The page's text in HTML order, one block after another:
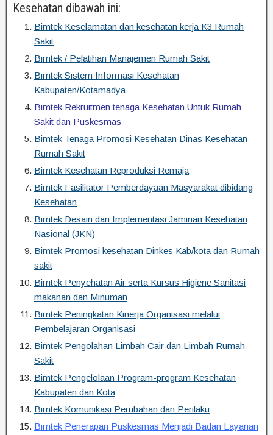
Kesehatan dibawah ini:
Bimtek Keselamatan dan kesehatan kerja K3 Rumah
Sakit
Bimtek / Pelatihan Manajemen Rumah Sakit
Bimtek Sistem Informasi Kesehatan
Kabupaten/Kotamadya
Bimtek Rekruitmen tenaga Kesehatan Untuk Rumah
Sakit dan Puskesmas
Bimtek Tenaga Promosi Kesehatan Dinas Kesehatan
Rumah Sakit
Bimtek Kesehatan Reproduksi Remaja
Bimtek Fasilitator Pemberdayaan Masyarakat dibidang
Kesehatan
Bimtek Desain dan Implementasi Jaminan Kesehatan
Nasional (JKN)
Bimtek Promosi kesehatan Dinkes Kab/kota dan Rumah
sakit
Bimtek Penyehatan Air serta Kursus Higiene Sanitasi
makanan dan Minuman
Bimtek Peningkatan Kinerja Organisasi melalui
Pembelajaran Organisasi
Bimtek Pengolahan Limbah Cair dan Limbah Rumah
Sakit
Bimtek Pengelolaan Program-program Kesehatan
Kabupaten dan Kota
Bimtek Komunikasi Perubahan dan Perilaku
Bimtek Penerapan Puskesmas Menjadi Badan Layanan